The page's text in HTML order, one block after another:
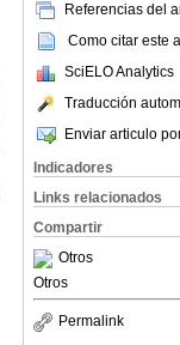
Referencias del
Como citar este
SciELO Analytics
Traducción
Enviar articulo
Indicadores
Links relacionados
Compartir
Otros
Otros
Permalink